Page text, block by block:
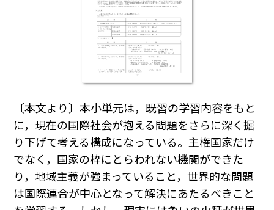
〔本文より〕本小単元は，既習の学習内容をもと
に，現在の国際社会が抱える問題をさらに深く掘
り下げて考える構成になっている。主権国家だけ
でなく，国家の枠にとらわれない機関ができた
り，地域主義が強まっていること，世界的な問題
は国際連合が中心となって解決にあたるべきこと